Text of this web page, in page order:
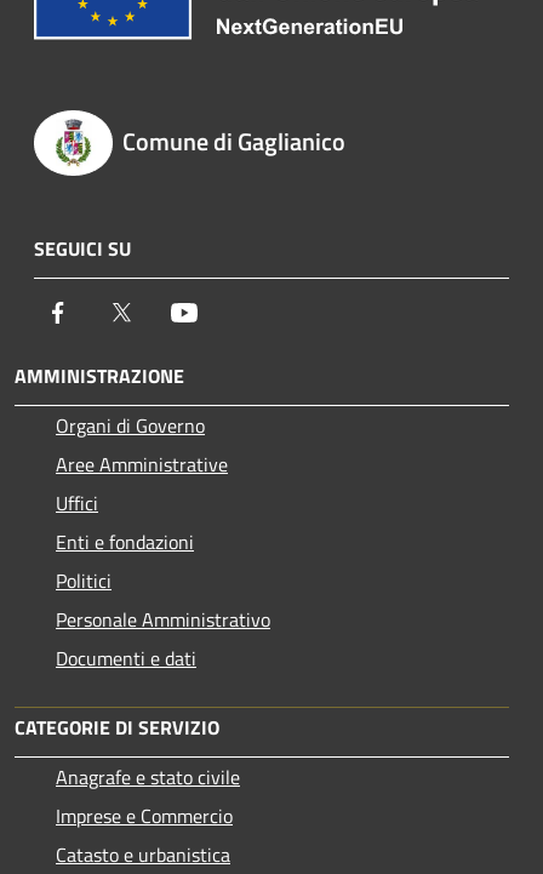
Comune di Gaglianico
SEGUICI SU
Facebook Twitter
AMMINISTRAZIONE
Organi di Governo
Aree Amministrative
Uffici
Enti e fondazioni
Politici
Personale Amministrativo
Documenti e dati
CATEGORIE DI SERVIZIO
Anagrafe e stato civile
Imprese e Commercio
Catasto e urbanistica